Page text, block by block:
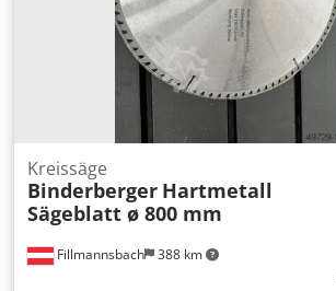
Fillmannsbach 388 km
Kreissäge
Binderberger Hartmetall
Sägeblatt ø 800 mm